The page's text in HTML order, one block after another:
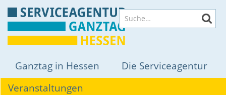
Direkt
zum
Inhalt
Suche
Hauptnavigation
Ganztag in Hessen Die Serviceagentur
Themen
Veranstaltungen